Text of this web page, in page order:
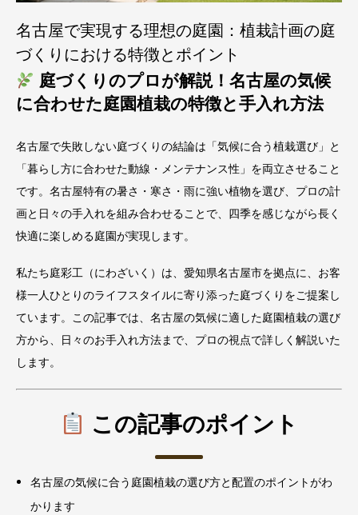
名古屋で実現する理想の庭園：植栽計画の庭
づくりにおける特徴とポイント
庭づくりのプロが解説！名古屋の気候
に合わせた庭園植栽の特徴と手入れ方法
名古屋で失敗しない庭づくりの結論は「気候に合う植栽選び」と
「暮らし方に合わせた動線・メンテナンス性」を両立させること
です。名古屋特有の暑さ・寒さ・雨に強い植物を選び、プロの計
画と日々の手入れを組み合わせることで、四季を感じながら長く
快適に楽しめる庭園が実現します。
私たち庭彩工（にわざいく）は、愛知県名古屋市を拠点に、お客
様一人ひとりのライフスタイルに寄り添った庭づくりをご提案し
ています。この記事では、名古屋の気候に適した庭園植栽の選び
方から、日々のお手入れ方法まで、プロの視点で詳しく解説いた
します。
この記事のポイント
名古屋の気候に合う庭園植栽の選び方と配置のポイントがわ
かります